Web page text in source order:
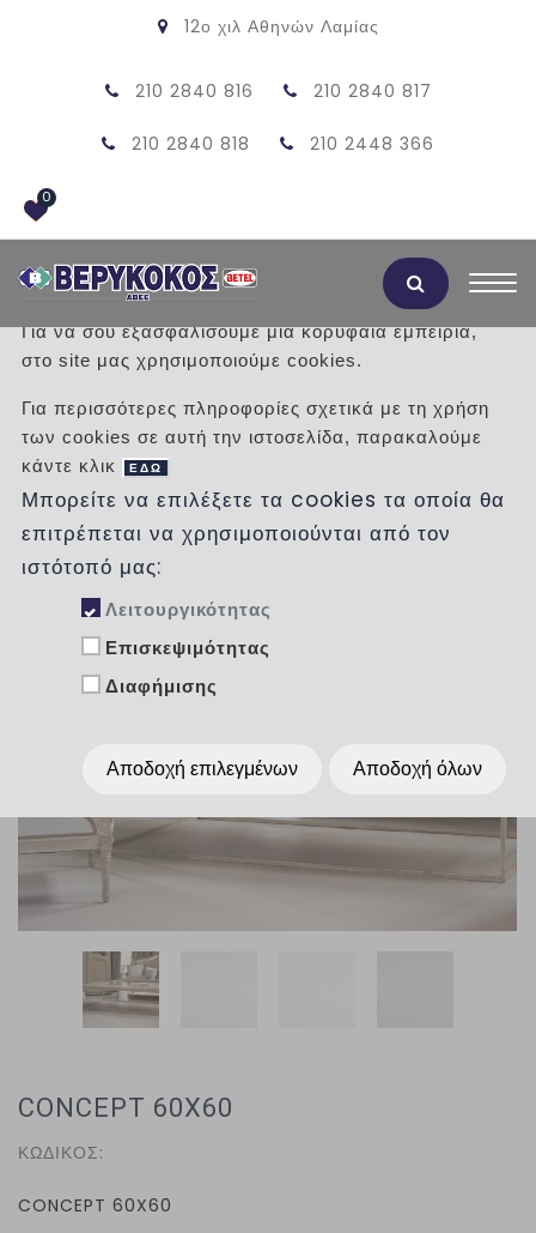
12ο χιλ Αθηνών Λαμίας
210 2840 816 210 2840 817
210 2840 818 210 2448 366
0
/ Προϊόντα / ΠΛΑΚΑΚΙΑ
ΔΑΠΕΔΟΥ
ΕΣΩΤΕΡΙΚΟΥ ΧΩΡΟΥ
CONCEPT 60X60
ΚΩΔΙΚΟΣ:
CONCEPT 60X60
Αποδοχή Cookies
Για να σου εξασφαλίσουμε μια κορυφαία εμπειρία,
στο site μας χρησιμοποιούμε cookies.
Για περισσότερες πληροφορίες σχετικά με τη χρήση
των cookies σε αυτή την ιστοσελίδα, παρακαλούμε
κάντε κλικ
ΕΔΩ
Μπορείτε να επιλέξετε τα cookies τα οποία θα
επιτρέπεται να χρησιμοποιούνται από τον
ιστότοπό μας:
Λειτουργικότητας
Επισκεψιμότητας
Διαφήμισης
Αποδοχή επιλεγμένων Αποδοχή όλων